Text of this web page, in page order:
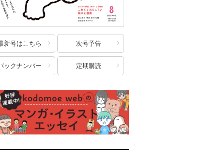
新号はこちら 次号予告
ックナンバー 定期購読